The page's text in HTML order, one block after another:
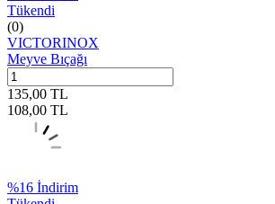
Tükendi
(0)
VICTORINOX
Meyve Bıçağı
135,00 TL
108,00 TL
%16 İndirim